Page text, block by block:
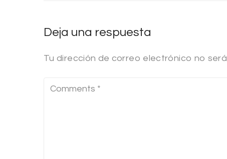
Deja una respuesta
Tu dirección de correo electrónico no